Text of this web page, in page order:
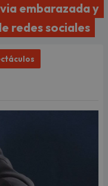
embarazada y
redes sociales